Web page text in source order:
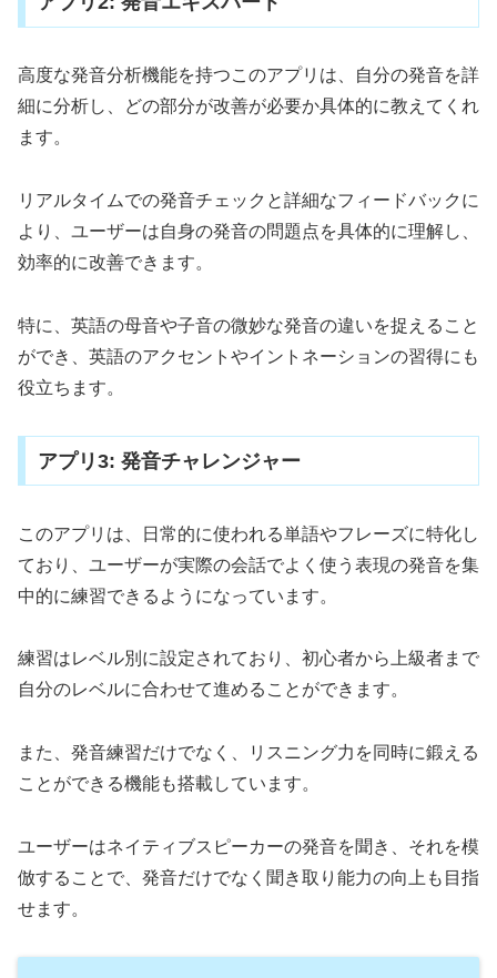
高度な発音分析機能を持つこのアプリは、自分の発音を詳
細に分析し、どの部分が改善が必要か具体的に教えてくれ
ます。
リアルタイムでの発音チェックと詳細なフィードバックに
より、ユーザーは自身の発音の問題点を具体的に理解し、
効率的に改善できます。
特に、英語の母音や子音の微妙な発音の違いを捉えること
ができ、英語のアクセントやイントネーションの習得にも
役立ちます。
アプリ3: 発音チャレンジャー
このアプリは、日常的に使われる単語やフレーズに特化し
ており、ユーザーが実際の会話でよく使う表現の発音を集
中的に練習できるようになっています。
練習はレベル別に設定されており、初心者から上級者まで
自分のレベルに合わせて進めることができます。
また、発音練習だけでなく、リスニング力を同時に鍛える
ことができる機能も搭載しています。
ユーザーはネイティブスピーカーの発音を聞き、それを模
倣することで、発音だけでなく聞き取り能力の向上も目指
せます。